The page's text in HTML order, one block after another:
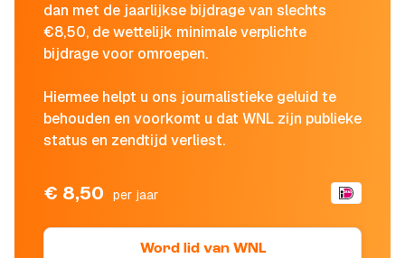
dan met de jaarlijkse bijdrage van slechts
€8,50, de wettelijk minimale verplichte
bijdrage voor omroepen.
Hiermee helpt u ons journalistieke geluid te
behouden en voorkomt u dat WNL zijn publieke
status en zendtijd verliest.
€ 8,50 per jaar
Word lid van WNL